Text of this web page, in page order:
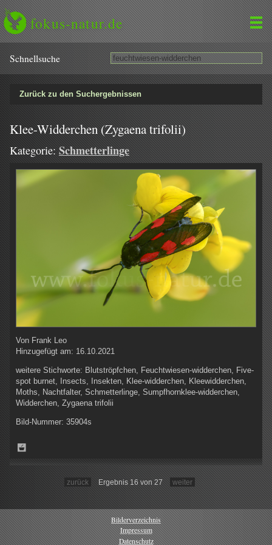
fokus-natur.de
Schnell­suche
Zurück zu den Suchergebnissen
Klee-Widderchen (Zygaena trifolii)
Kategorie: Schmetterlinge
Von Frank Leo
Hinzugefügt am: 16.10.2021
weitere Stichworte: Blutströpfchen, Feuchtwiesen-widderchen, Five-
spot burnet, Insects, Insekten, Klee-widderchen, Kleewidderchen,
Moths, Nachtfalter, Schmetterlinge, Sumpfhornklee-widderchen,
Widderchen, Zygaena trifolii
Bild-Nummer: 35904s
zurück Ergebnis 16 von 27 weiter
Bilderverzeichnis
Impressum
Datenschutz